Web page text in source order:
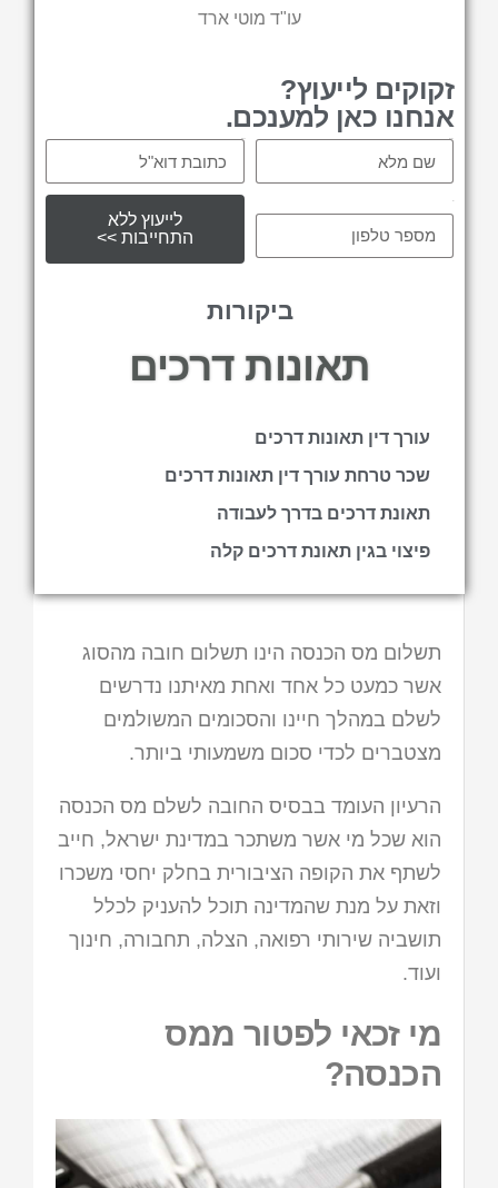
תשלום מס הכנסה הינו תשלום חובה מהסוג
אשר כמעט כל אחד ואחת מאיתנו נדרשים
לשלם במהלך חיינו והסכומים המשולמים
מצטברים לכדי סכום משמעותי ביותר.
הרעיון העומד בבסיס החובה לשלם מס הכנסה
הוא שכל מי אשר משתכר במדינת ישראל, חייב
לשתף את הקופה הציבורית בחלק יחסי משכרו
וזאת על מנת שהמדינה תוכל להעניק לכלל
תושביה שירותי רפואה, הצלה, תחבורה, חינוך
ועוד.
מי זכאי לפטור ממס
הכנסה?
עו"ד מוטי ארד
זקוקים לייעוץ?
אנחנו כאן למענכם.
לייעוץ ללא
התחייבות >>
ביקורות
תאונות דרכים
עורך דין תאונות דרכים
שכר טרחת עורך דין תאונות דרכים
תאונת דרכים בדרך לעבודה
פיצוי בגין תאונת דרכים קלה